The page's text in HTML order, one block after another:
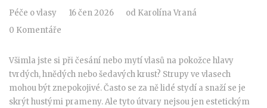
Péče o vlasy 16 čen 2026 od Karolína Vraná
0 Komentáře
Všimla jste si při česání nebo mytí vlasů na pokožce hlavy
tvrdých, hnědých nebo šedavých krust? Strupy ve vlasech
mohou být znepokojivé. Často se za ně lidé stydí a snaží se je
skrýt hustými prameny. Ale tyto útvary nejsou jen estetickým